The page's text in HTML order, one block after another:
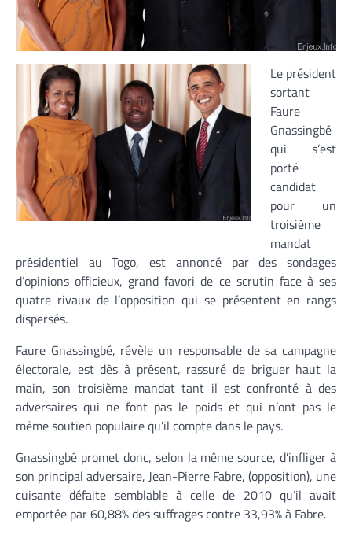
Le président
sortant
Faure
Gnassingbé
qui s’est
porté
candidat
pour un
troisième
mandat
présidentiel au Togo, est annoncé par des sondages
d’opinions officieux, grand favori de ce scrutin face à ses
quatre rivaux de l’opposition qui se présentent en rangs
dispersés.
Faure Gnassingbé, révèle un responsable de sa campagne
électorale, est dès à présent, rassuré de briguer haut la
main, son troisième mandat tant il est confronté à des
adversaires qui ne font pas le poids et qui n’ont pas le
même soutien populaire qu’il compte dans le pays.
Gnassingbé promet donc, selon la même source, d’infliger à
son principal adversaire, Jean-Pierre Fabre, (opposition), une
cuisante défaite semblable à celle de 2010 qu’il avait
emportée par 60,88% des suffrages contre 33,93% à Fabre.